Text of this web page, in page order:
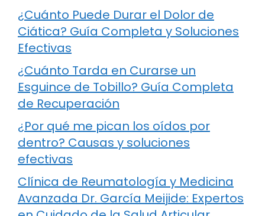
¿Cuánto Puede Durar el Dolor de
Ciática? Guía Completa y Soluciones
Efectivas
¿Cuánto Tarda en Curarse un
Esguince de Tobillo? Guía Completa
de Recuperación
¿Por qué me pican los oídos por
dentro? Causas y soluciones
efectivas
Clínica de Reumatología y Medicina
Avanzada Dr. García Meijide: Expertos